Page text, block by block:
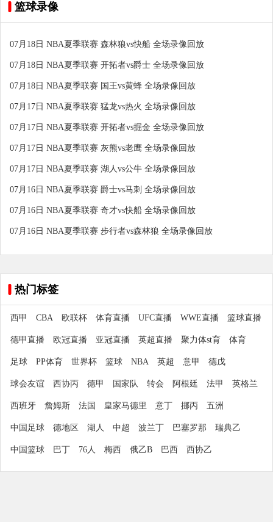
篮球录像
07月18日 NBA夏季联赛 森林狼vs快船 全场录像回放
07月18日 NBA夏季联赛 开拓者vs爵士 全场录像回放
07月18日 NBA夏季联赛 国王vs黄蜂 全场录像回放
07月17日 NBA夏季联赛 猛龙vs热火 全场录像回放
07月17日 NBA夏季联赛 开拓者vs掘金 全场录像回放
07月17日 NBA夏季联赛 灰熊vs老鹰 全场录像回放
07月17日 NBA夏季联赛 湖人vs公牛 全场录像回放
07月16日 NBA夏季联赛 爵士vs马刺 全场录像回放
07月16日 NBA夏季联赛 奇才vs快船 全场录像回放
07月16日 NBA夏季联赛 步行者vs森林狼 全场录像回放
热门标签
西甲 CBA 欧联杯 体育直播 UFC直播 WWE直播 篮球直播
德甲直播 欧冠直播 亚冠直播 英超直播 聚力体st育 体育
足球 PP体育 世界杯 篮球 NBA 英超 意甲 德戊
球会友谊 西协丙 德甲 国家队 转会 阿根廷 法甲 英格兰
西班牙 詹姆斯 法国 皇家马德里 意丁 挪丙 五洲
中国足球 德地区 湖人 中超 波兰丁 巴塞罗那 瑞典乙
中国篮球 巴丁 76人 梅西 俄乙B 巴西 西协乙